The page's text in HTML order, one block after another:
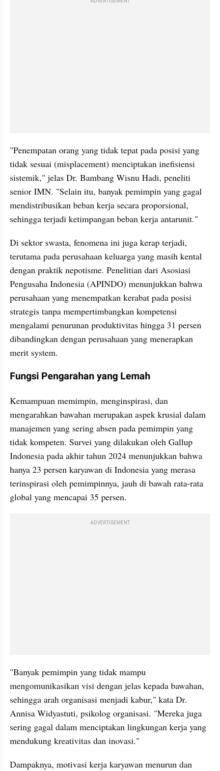
"Penempatan orang yang tidak tepat pada posisi yang
tidak sesuai (misplacement) menciptakan inefisiensi
sistemik," jelas Dr. Bambang Wisnu Hadi, peneliti
senior IMN. "Selain itu, banyak pemimpin yang gagal
mendistribusikan beban kerja secara proporsional,
sehingga terjadi ketimpangan beban kerja antarunit."
Di sektor swasta, fenomena ini juga kerap terjadi,
terutama pada perusahaan keluarga yang masih kental
dengan praktik nepotisme. Penelitian dari Asosiasi
Pengusaha Indonesia (APINDO) menunjukkan bahwa
perusahaan yang menempatkan kerabat pada posisi
strategis tanpa mempertimbangkan kompetensi
mengalami penurunan produktivitas hingga 31 persen
dibandingkan dengan perusahaan yang menerapkan
merit system.
Fungsi Pengarahan yang Lemah
Kemampuan memimpin, menginspirasi, dan
mengarahkan bawahan merupakan aspek krusial dalam
manajemen yang sering absen pada pemimpin yang
tidak kompeten. Survei yang dilakukan oleh Gallup
Indonesia pada akhir tahun 2024 menunjukkan bahwa
hanya 23 persen karyawan di Indonesia yang merasa
terinspirasi oleh pemimpinnya, jauh di bawah rata-rata
global yang mencapai 35 persen.
ADVERTISEMENT
"Banyak pemimpin yang tidak mampu
mengomunikasikan visi dengan jelas kepada bawahan,
sehingga arah organisasi menjadi kabur," kata Dr.
Annisa Widyastuti, psikolog organisasi. "Mereka juga
sering gagal dalam menciptakan lingkungan kerja yang
mendukung kreativitas dan inovasi."
Dampaknya, motivasi kerja karyawan menurun dan